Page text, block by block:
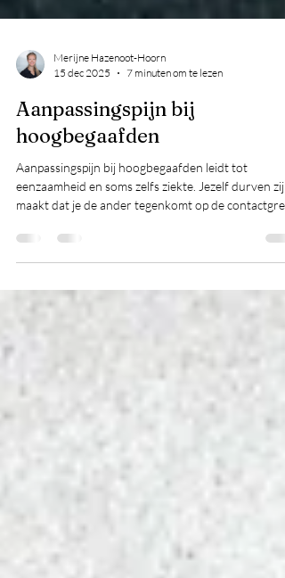
Merijne Hazenoot-Hoorn
15 dec 2025
7 minuten om te lezen
Aanpassingspijn bij
hoogbegaafden
Aanpassingspijn bij hoogbegaafden leidt tot
Dan is er verbinding.